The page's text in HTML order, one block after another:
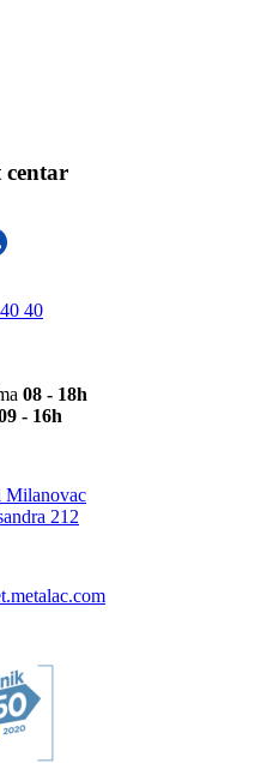
40
08 - 18h
- 16h
Milanovac
212